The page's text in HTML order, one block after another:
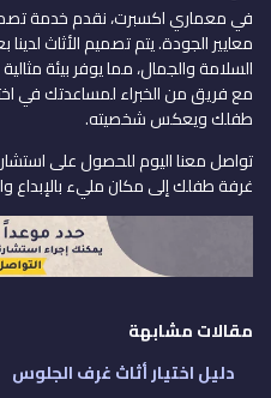
في معماري اكسبرت، نقدم خدمة
معايير الجودة. يتم تصميم الأثاث لدينا
السلامة والجمال، مما يوفر بيئة
مع فريق من الخبراء لمساعدتك في
طفلك ويعكس شخصيته.
تواصل معنا اليوم للحصول على
غرفة طفلك إلى مكان مليء بالإبداع
مقالات مشابهة
دليل اختيار أثاث غرف الجلوس